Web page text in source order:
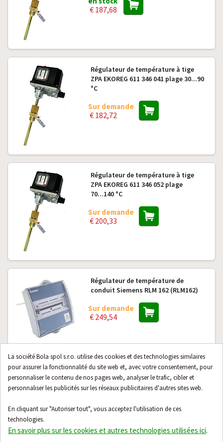
La société Bola spol s.r.o. utilise des cookies et des technologies similaires
pour assurer la fonctionnalité du site web et, avec votre consentement, pour
personnaliser le contenu de nos pages web, analyser le trafic, cibler et
personnaliser les publicités sur les réseaux publicitaires d'autres sites web.
En cliquant sur "Autoriser tout", vous acceptez l'utilisation de ces
technologies.
En savoir plus sur les cookies et autres technologies utilisées ici.
€ 187,68
Régulateur de température à tige
ZPA EKOREG 611 346 041 plage 30...90
°C
Sur demande
€ 182,72
Régulateur de température à tige
ZPA EKOREG 611 346 052 plage
70...140 °C
Sur demande
€ 200,33
Régulateur de température de
conduit Siemens RLM 162 (RLM162)
Sur demande
€ 249,54
Régulateur de température à tige
ZPA EKOREG 611 346 042 plage 30...90
°C
Sur demande
€ 200,33